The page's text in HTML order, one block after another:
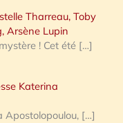
Tharreau, Toby
Arsène Lupin
! Cet été […]
Katerina
Apostolopoulou, […]